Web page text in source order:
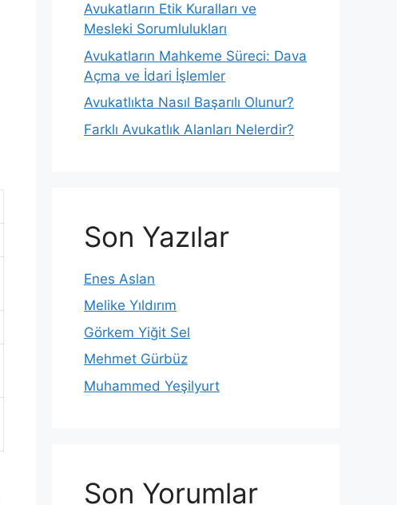
Avukatların Etik Kuralları ve
Mesleki Sorumlulukları
Avukatların Mahkeme Süreci: Dava
Açma ve İdari İşlemler
Avukatlıkta Nasıl Başarılı Olunur?
Farklı Avukatlık Alanları Nelerdir?
Son Yazılar
Enes Aslan
Melike Yıldırım
Görkem Yiğit Sel
Mehmet Gürbüz
Muhammed Yeşilyurt
Son Yorumlar